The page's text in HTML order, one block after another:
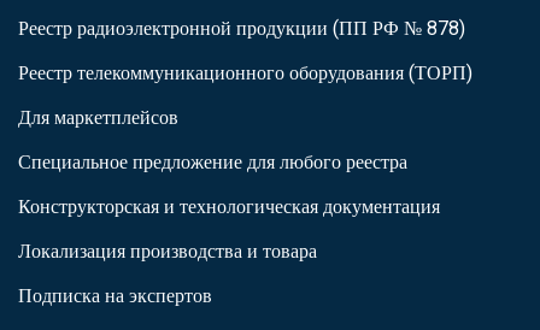
Реестр радиоэлектронной продукции (ПП РФ № 878)
Реестр телекоммуникационного оборудования (ТОРП)
Для маркетплейсов
Специальное предложение для любого реестра
Конструкторская и технологическая документация
Локализация производства и товара
Подписка на экспертов